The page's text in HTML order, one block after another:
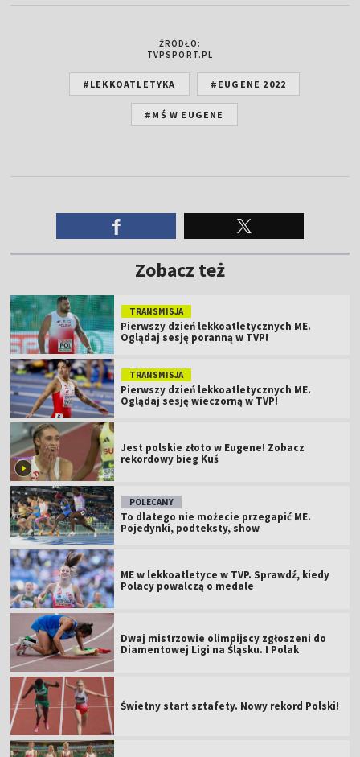
ŹRÓDŁO:
TVPSPORT.PL
#LEKKOATLETYKA #EUGENE 2022
#MŚ W EUGENE
Zobacz też
TRANSMISJA
Pierwszy dzień lekkoatletycznych ME.
Oglądaj sesję poranną w TVP!
TRANSMISJA
Pierwszy dzień lekkoatletycznych ME.
Oglądaj sesję wieczorną w TVP!
Jest polskie złoto w Eugene! Zobacz
rekordowy bieg Kuś
POLECAMY
To dlatego nie możecie przegapić ME.
Pojedynki, podteksty, show
ME w lekkoatletyce w TVP. Sprawdź, kiedy
Polacy powalczą o medale
Dwaj mistrzowie olimpijscy zgłoszeni do
Diamentowej Ligi na Śląsku. I Polak
Świetny start sztafety. Nowy rekord Polski!